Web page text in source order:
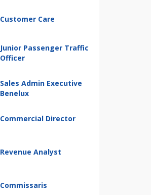
Customer Care
Junior Passenger Traffic
Officer
Sales Admin Executive
Benelux
Commercial Director
Revenue Analyst
Commissaris